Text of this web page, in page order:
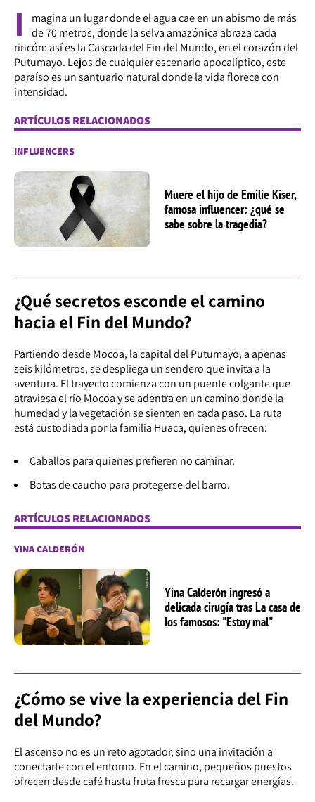
I
magina un lugar donde el agua cae en un abismo de más
de 70 metros, donde la selva amazónica abraza cada
rincón: así es la Cascada del Fin del Mundo, en el corazón del
Putumayo. Lejos de cualquier escenario apocalíptico, este
paraíso es un santuario natural donde la vida florece con
intensidad.
ARTÍCULOS RELACIONADOS
INFLUENCERS
Muere el hijo de Emilie Kiser,
famosa influencer: ¿qué se
sabe sobre la tragedia?
¿Qué secretos esconde el camino
hacia el Fin del Mundo?
Partiendo desde Mocoa, la capital del Putumayo, a apenas
seis kilómetros, se despliega un sendero que invita a la
aventura. El trayecto comienza con un puente colgante que
atraviesa el río Mocoa y se adentra en un camino donde la
humedad y la vegetación se sienten en cada paso. La ruta
está custodiada por la familia Huaca, quienes ofrecen:
Caballos para quienes prefieren no caminar.
Botas de caucho para protegerse del barro.
ARTÍCULOS RELACIONADOS
YINA CALDERÓN
Yina Calderón ingresó a
delicada cirugía tras La casa de
los famosos: "Estoy mal"
¿Cómo se vive la experiencia del Fin
del Mundo?
El ascenso no es un reto agotador, sino una invitación a
conectarte con el entorno. En el camino, pequeños puestos
ofrecen desde café hasta fruta fresca para recargar energías.